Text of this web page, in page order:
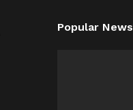
Popular News